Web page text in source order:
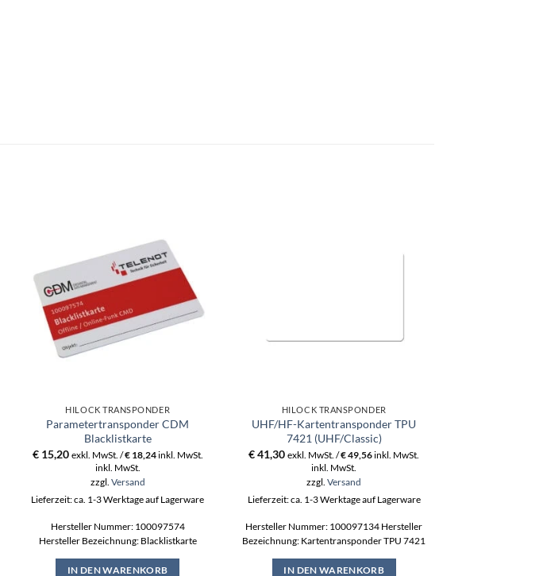
HILOCK TRANSPONDER
Parametertransponder CDM
Blacklistkarte
€15,20 exkl. MwSt. /€18,24inkl. MwSt.
inkl. MwSt.
zzgl. Versand
Lieferzeit: ca. 1-3 Werktage auf Lagerware
Hersteller Nummer: 100097574
Hersteller Bezeichnung: Blacklistkarte
IN DEN WARENKORB
HILOCK TRANSPONDER
UHF/HF-Kartentransponder TPU
7421 (UHF/Classic)
€41,30 exkl. MwSt. /€49,56inkl. MwSt.
inkl. MwSt.
zzgl.Versand
Lieferzeit: ca. 1-3 Werktage auf Lagerware
Hersteller Nummer: 100097134 Hersteller
Bezeichnung: Kartentransponder TPU 7421
IN DEN WARENKORB